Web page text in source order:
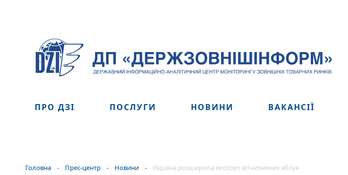
ПРО ДЗІ ПОСЛУГИ НОВИНИ ВАКАНСІЇ
Головна - Прес-центр - Новини - Україна розширила експорт вітчизняних яблук